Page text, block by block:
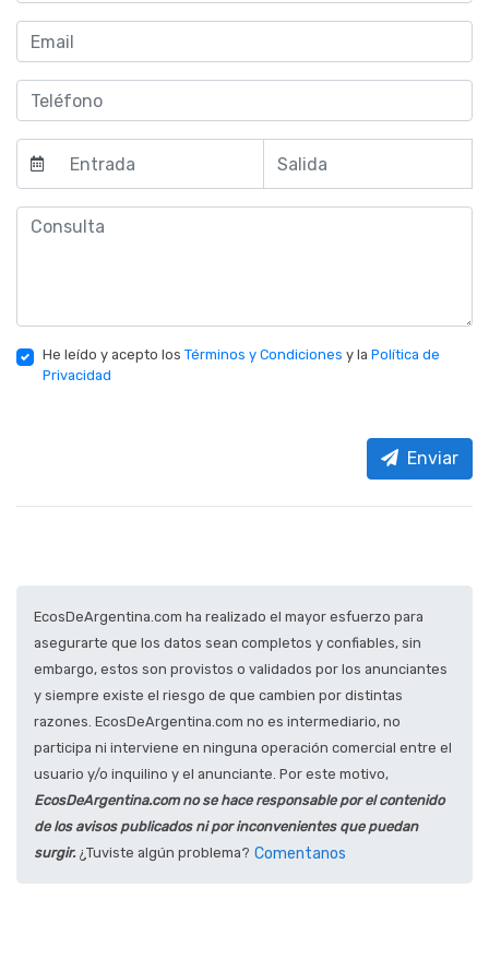
He leído y acepto los Términos y Condiciones y la Política de
Privacidad
Enviar
EcosDeArgentina.com ha realizado el mayor esfuerzo para
asegurarte que los datos sean completos y confiables, sin
embargo, estos son provistos o validados por los anunciantes
y siempre existe el riesgo de que cambien por distintas
razones. EcosDeArgentina.com no es intermediario, no
participa ni interviene en ninguna operación comercial entre el
usuario y/o inquilino y el anunciante. Por este motivo,
EcosDeArgentina.com no se hace responsable por el contenido
de los avisos publicados ni por inconvenientes que puedan
surgir. ¿Tuviste algún problema? Comentanos